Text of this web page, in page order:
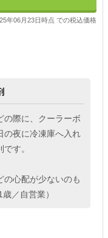
年06月23日時点 での税込価格
の際に、クーラーボ
の夜に冷凍庫へ入れ
す。
の心配が少ないのも
／自営業）